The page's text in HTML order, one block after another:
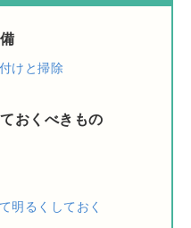
けと掃除
おくべきもの
明るくしておく